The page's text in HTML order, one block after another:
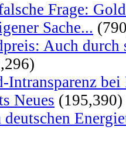
Frage:
Sache...
Auch durch
Intransparenz bei
Neues (195,390)
deutschen